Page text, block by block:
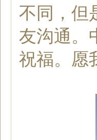
不同 ，
友沟通。
祝福。愿